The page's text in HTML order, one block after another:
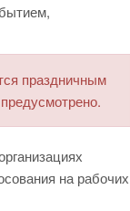
праздничным
на рабочих